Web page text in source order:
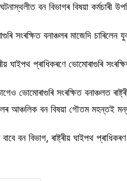
বন বিভাগৰ বিষয়া
সংৰক্ষিত বনাঞ্চলৰ মাজেদি
ঘাইপথ প্ৰাধিকৰণে ভোমোৰাগুৰি
ভোমোৰাগুৰি সংৰক্ষিত বনাঞ্চলত
আঞ্চলিক বন বিষয়া গৌতম মহন্তই
বন বিভাগ, ৰাষ্ট্ৰীয় ঘাইপথ